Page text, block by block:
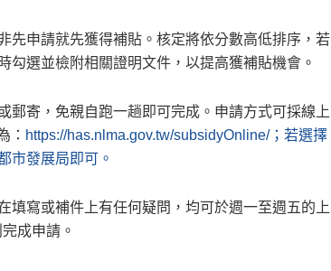
先申請就先獲得補貼。核定將依分數高低排序，若
選並檢附相關證明文件，以提高獲補貼機會。
郵寄，免親自跑一趟即可完成。申請方式可採線上
： https://has.nlma.gov.tw/subsidyOnline/；若選擇
市發展局即可。
填寫或補件上有任何疑問，均可於週一至週五的上
成申請。